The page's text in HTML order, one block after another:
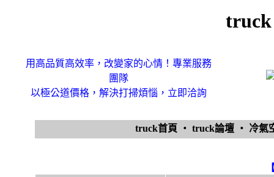
truck
用高品質高效率，改變家的心情！專業服務
團隊
以極公道價格，解決打掃煩惱，立即洽詢
truck首頁 ‧ truck論壇 ‧ 冷